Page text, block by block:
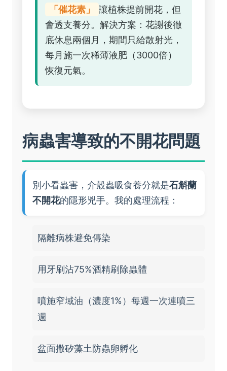
「催花素」
讓植株提前開花，但
會透支養分。解決方案：花謝後徹
底休息兩個月，期間只給散射光，
每月施一次稀薄液肥（3000倍）
恢復元氣。
病蟲害導致的不開花問題
別小看蟲害，介殼蟲吸食養分就是石斛蘭
不開花的隱形兇手。我的處理流程：
隔離病株避免傳染
用牙刷沾75%酒精刷除蟲體
噴施窄域油（濃度1%）每週一次連噴三
週
盆面撒矽藻土防蟲卵孵化